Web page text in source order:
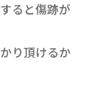
ると傷跡が
り頂けるか